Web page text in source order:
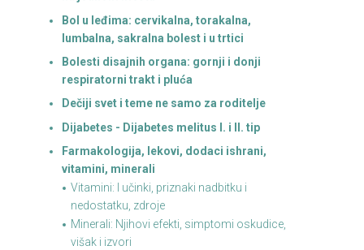
Bol u leđima: cervikalna, torakalna,
lumbalna, sakralna bolest i u trtici
Bolesti disajnih organa: gornji i donji
respiratorni trakt i pluća
Dečiji svet i teme ne samo za roditelje
Dijabetes - Dijabetes melitus I. i II. tip
Farmakologija, lekovi, dodaci ishrani,
vitamini, minerali
Vitamini: I učinki, priznaki nadbitku i
nedostatku, zdroje
Minerali: Njihovi efekti, simptomi oskudice,
višak i izvori